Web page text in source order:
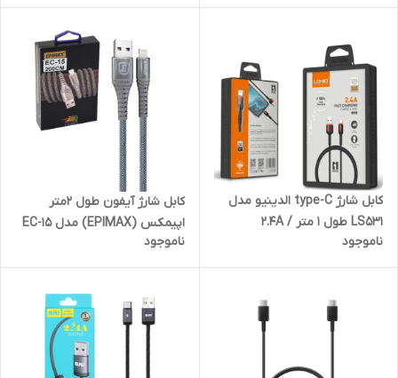
مدل EC-23
کابل شارژ type-C الدینیو مدل
LS531 طول 1 متر / 2.4A
ناموجود
کابل شارژ آیفون طول 2متر
اپیمکس (EPIMAX) مدل EC-15
ناموجود